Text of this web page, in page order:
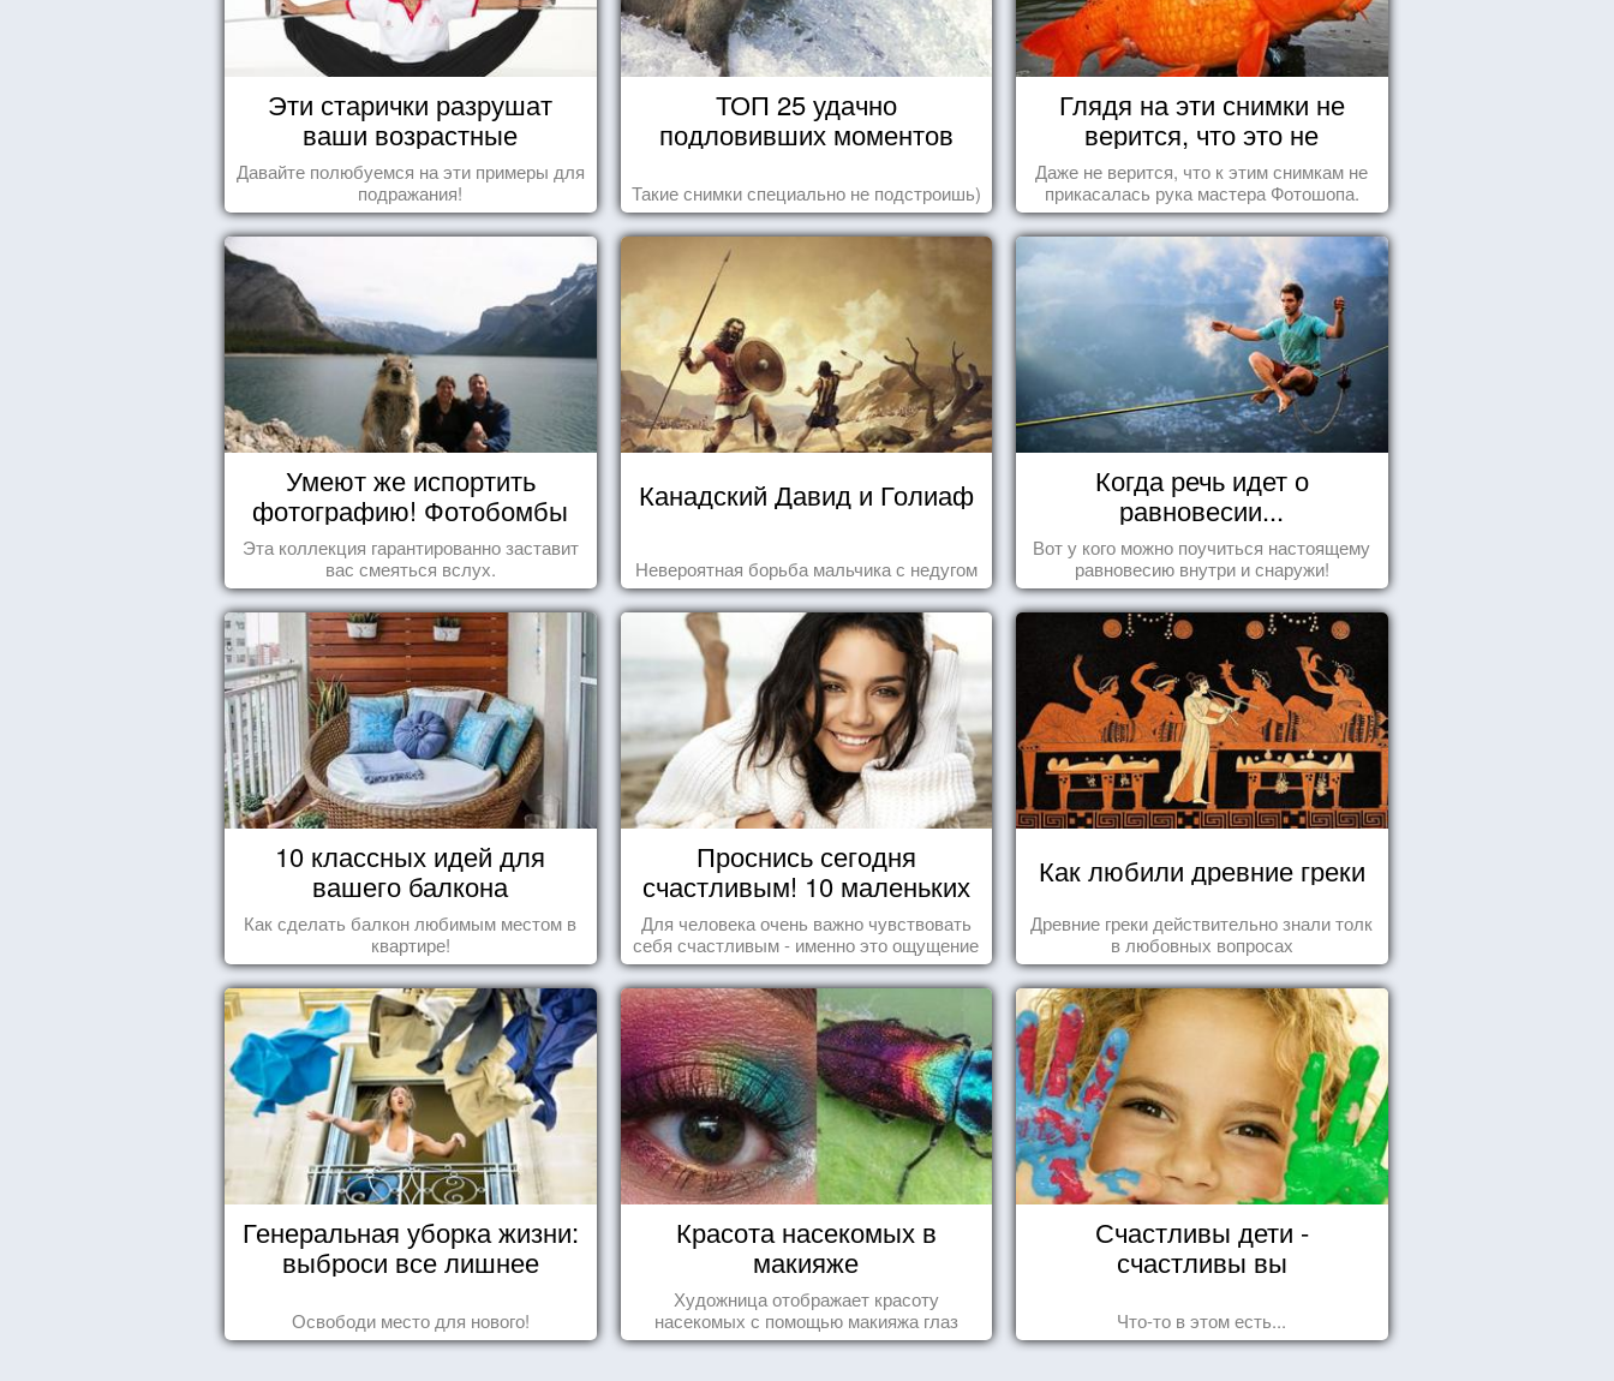
Эти старички разрушат
ваши возрастные
стереотипы
Давайте полюбуемся на эти примеры для
подражания!
ТОП 25 удачно
подловивших моментов
Такие снимки специально не подстроишь)
Глядя на эти снимки не
верится, что это не
Фотошоп!
Даже не верится, что к этим снимкам не
прикасалась рука мастера Фотошопа.
Умеют же испортить
фотографию! Фотобомбы
животных
Эта коллекция гарантированно заставит
вас смеяться вслух.
Канадский Давид и Голиаф
Невероятная борьба мальчика с недугом
Когда речь идет о
равновесии...
Вот у кого можно поучиться настоящему
равновесию внутри и снаружи!
10 классных идей для
вашего балкона
Как сделать балкон любимым местом в
квартире!
Проснись сегодня
счастливым! 10 маленьких
радостей настоящего
Счастья
Для человека очень важно чувствовать
себя счастливым - именно это ощущение
дарит позитивные эмоции и превращает
каждый день в маленький праздник.
Как любили древние греки
Древние греки действительно знали толк
в любовных вопросах
Генеральная уборка жизни:
выброси все лишнее
Освободи место для нового!
Красота насекомых в
макияже
Художница отображает красоту
насекомых с помощью макияжа глаз
Счастливы дети -
счастливы вы
Что-то в этом есть...